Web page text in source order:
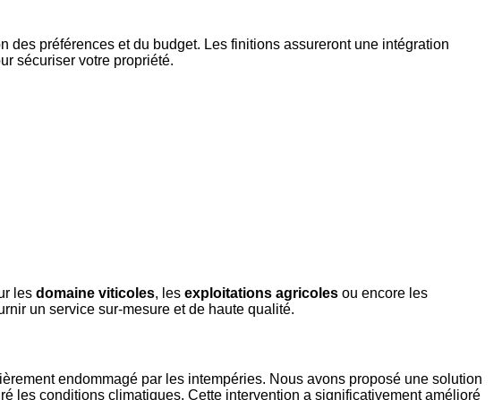
préférences et du budget. Les finitions assureront une intégration
sécuriser votre propriété.
les domaine viticoles, les exploitations agricoles ou encore les
un service sur-mesure et de haute qualité.
endommagé par les intempéries. Nous avons proposé une solution
les conditions climatiques. Cette intervention a significativement amélioré